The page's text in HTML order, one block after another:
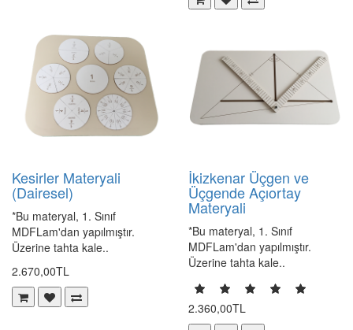
Kesirler Materyali
(Dairesel)
*Bu materyal, 1. Sınıf
MDFLam'dan yapılmıştır.
Üzerine tahta kale..
2.670,00TL
İkizkenar Üçgen ve
Üçgende Açıortay
Materyali
*Bu materyal, 1. Sınıf
MDFLam'dan yapılmıştır.
Üzerine tahta kale..
2.360,00TL